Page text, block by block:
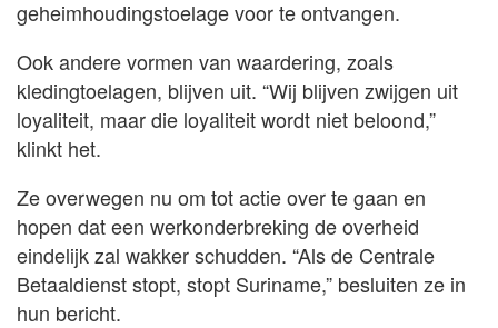
geheimhoudingstoelage voor te ontvangen.
Ook andere vormen van waardering, zoals
kledingtoelagen, blijven uit. “Wij blijven zwijgen uit
loyaliteit, maar die loyaliteit wordt niet beloond,”
klinkt het.
Ze overwegen nu om tot actie over te gaan en
hopen dat een werkonderbreking de overheid
eindelijk zal wakker schudden. “Als de Centrale
Betaaldienst stopt, stopt Suriname,” besluiten ze in
hun bericht.